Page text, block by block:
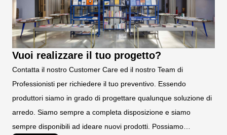
Vuoi realizzare il tuo progetto?
Contatta il nostro Customer Care ed il nostro Team di
Professionisti per richiedere il tuo preventivo. Essendo
produttori siamo in grado di progettare qualunque soluzione di
arredo. Siamo sempre a completa disposizione e siamo
sempre disponibili ad ideare nuovi prodotti. Possiamo